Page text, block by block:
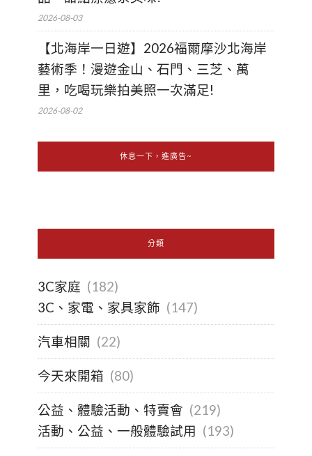
2026-08-03
【北海岸一日遊】2026福爾摩沙北海岸
藝術季！漫遊金山、石門、三芝、萬
里，吃喝玩樂拍美照一次滿足!
2026-08-02
休息一下，進廣告~
分類
3C家庭 (182)
3C、家電、家具家飾 (147)
汽車相關 (22)
今天來開箱 (80)
公益、體驗活動、特賣會 (219)
活動、公益、一般體驗試用 (193)